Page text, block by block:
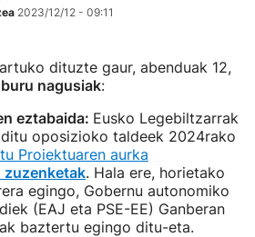
2023/12/12 - 09:11
dituzte gaur, abenduak 12,
nagusiak:
eztabaida: Eusko Legebiltzarrak
oposizioko taldeek 2024rako
Proiektuaren aurka
zuzenketak. Hala ere, horietako
egingo, Gobernu autonomiko
(EAJ eta PSE-EE) Ganberan
baztertu egingo ditu-eta.